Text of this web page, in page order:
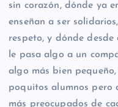
sin corazón, dónde ya
enseñan a ser
respeto, y dónde
le pasa algo a un
algo más bien
poquitos alumnos pero
más preocupados de